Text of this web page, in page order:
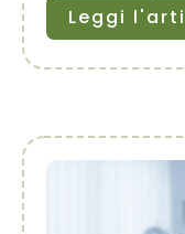
Leggi